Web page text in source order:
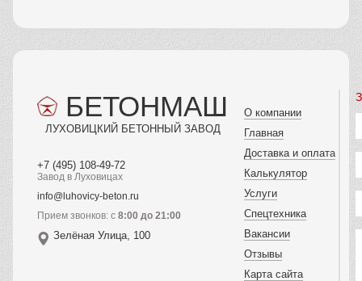
БЕТОНМАШ
ЛУХОВИЦКИЙ БЕТОННЫЙ ЗАВОД
+7 (495) 108-49-72
Завод в Луховицах
info@luhovicy-beton.ru
Прием звонков: с 8:00 до 21:00
Зелёная Улица, 100
О компании
Главная
Доставка и оплата
Калькулятор
Услуги
Спецтехника
Вакансии
Отзывы
Карта сайта